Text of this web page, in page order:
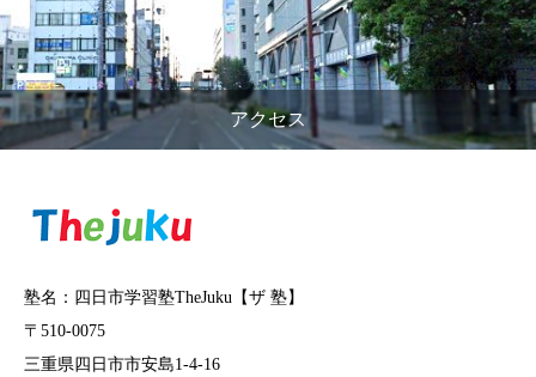
アクセス
塾名：四日市学習塾TheJuku【ザ 塾】
〒510-0075
三重県四日市市安島1-4-16